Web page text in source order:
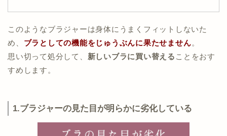
このようなブラジャーは身体にうまくフィットしないた
め、 ブラとしての機能をじゅうぶんに果たせません。
思い切って処分して、 新しいブラに買い替える ことをおす
すめします。
1.ブラジャーの見た目が明らかに劣化している